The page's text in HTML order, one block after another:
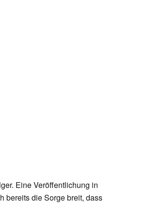
Eine Veröffentlichung in
bereits die Sorge breit, dass